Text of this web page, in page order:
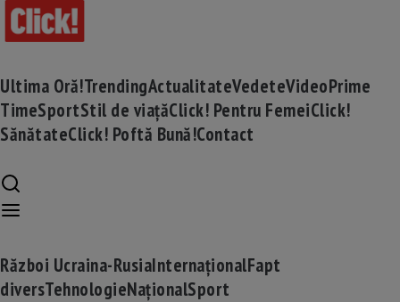
Ultima Oră!TrendingActualitateVedeteVideoPrime
TimeSportStil de viațăClick! Pentru FemeiClick!
SănătateClick! Poftă Bună!Contact
Război Ucraina-RusiaInternaționalFapt
diversTehnologieNaționalSport